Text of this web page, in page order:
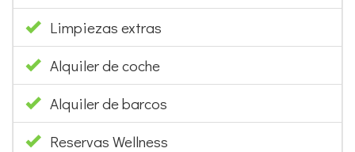
Limpiezas extras
Alquiler de coche
Alquiler de barcos
Reservas Wellness